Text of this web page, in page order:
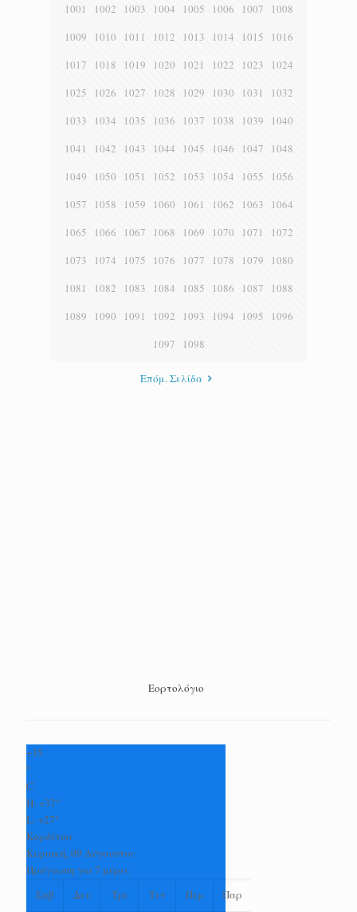
1001
1002 1003 1004 1005 1006 1007
1008
1009
1010 1011 1012 1013 1014 1015
1016
1017
1018 1019 1020 1021 1022 1023
1024
1025
1026 1027 1028 1029 1030 1031
1032
1033
1034 1035 1036 1037 1038 1039
1040
1041
1042 1043 1044 1045 1046 1047
1048
1049
1050 1051 1052 1053 1054 1055
1056
1057
1058 1059 1060 1061 1062 1063
1064
1065
1066 1067 1068 1069 1070 1071
1072
1073
1074 1075 1076 1077 1078 1079
1080
1081
1082 1083 1084 1085 1086 1087
1088
1089
1090 1091 1092 1093 1094 1095
1096
1097
1098
Επόμ. Σελίδα
Εορτολόγιο
+35
°
C
H: +37°
L: +27°
Καρδίτσα
Κυριακή, 09 Αύγουστος
Πρόγνωση για 7 μέρες
Σαβ
Δευ Τρι Τετ Πεμ Παρ